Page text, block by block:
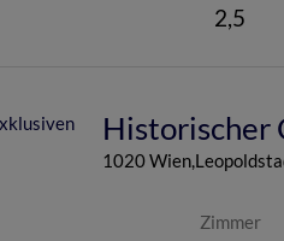
2,5
Historischer
1020
Zimmer